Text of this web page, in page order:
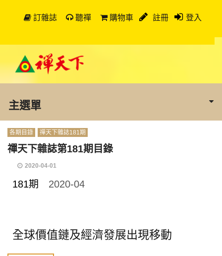
訂雜誌 聽禪 購物車 註冊 登入
主選單
各期目錄 禪天下雜誌181期
禪天下雜誌第181期目錄
2020-04-01
181期 2020-04
全球價值鏈及經濟發展出現移動